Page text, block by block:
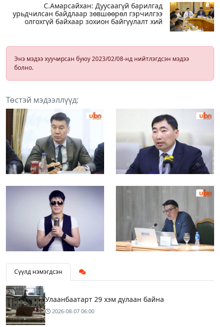
С.Амарсайхан: Дуусаагүй барилгад
урьдчилсан байдлаар зөвшөөрөл гэрчилгээ
олгохгүй байхаар зохион байгуулалт хий
Энэ мэдээ хуучирсан буюу 2023/02/08-нд нийтлэгдсэн мэдээ
болно.
Төстэй мэдээллүүд:
Сүүлд нэмэгдсэн
Улаанбаатарт 29 хэм дулаан байна
2026-08-07 06:00